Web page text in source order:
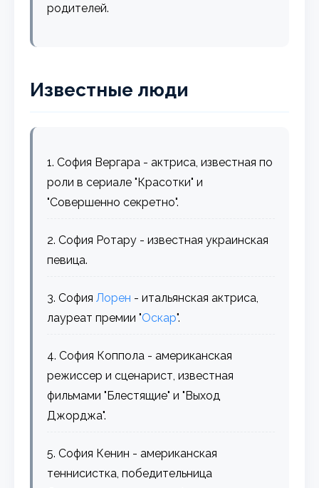
родителей.
Известные люди
1. София Вергара - актриса, известная по
роли в сериале "Красотки" и
"Совершенно секретно".
2. София Ротару - известная украинская
певица.
3. СофияЛорен - итальянская актриса,
лауреат премии "Оскар".
4. София Коппола - американская
режиссер и сценарист, известная
фильмами "Блестящие" и "Выход
Джорджа".
5. София Кенин - американская
теннисистка, победительница